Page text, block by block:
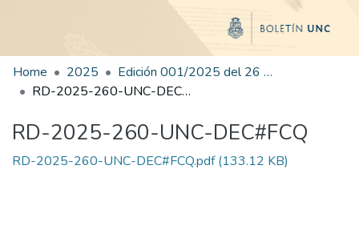
Home 2025
Edición 001/2025 del 26 de mayo de 2025
RD-2025-260-UNC-DEC#FCQ
RD-2025-260-UNC-DEC#FCQ
RD-2025-260-UNC-DEC#FCQ.pdf(133.12 KB)